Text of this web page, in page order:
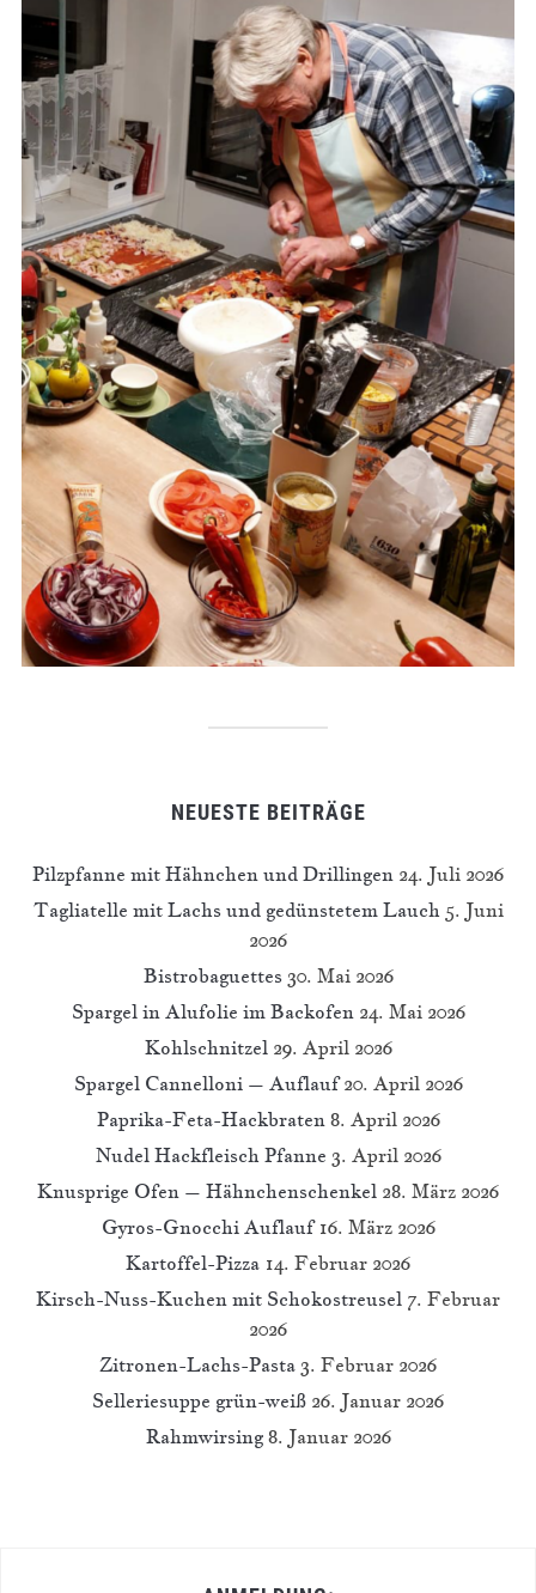
NEUESTE BEITRÄGE
Pilzpfanne mit Hähnchen und Drillingen 24. Juli 2026
Tagliatelle mit Lachs und gedünstetem Lauch 5. Juni
2026
Bistrobaguettes 30. Mai 2026
Spargel in Alufolie im Backofen 24. Mai 2026
Kohlschnitzel 29. April 2026
Spargel Cannelloni – Auflauf 20. April 2026
Paprika-Feta-Hackbraten 8. April 2026
Nudel Hackfleisch Pfanne 3. April 2026
Knusprige Ofen – Hähnchenschenkel 28. März 2026
Gyros-Gnocchi Auflauf 16. März 2026
Kartoffel-Pizza 14. Februar 2026
Kirsch-Nuss-Kuchen mit Schokostreusel 7. Februar
2026
Zitronen-Lachs-Pasta 3. Februar 2026
Selleriesuppe grün-weiß 26. Januar 2026
Rahmwirsing 8. Januar 2026